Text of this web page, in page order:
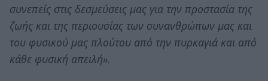
συνεπείς στις δεσμεύσεις μας για την προστασία της
ζωής και της περιουσίας των συνανθρώπων μας και
του φυσικού μας πλούτου από την πυρκαγιά και από
κάθε φυσική απειλή».